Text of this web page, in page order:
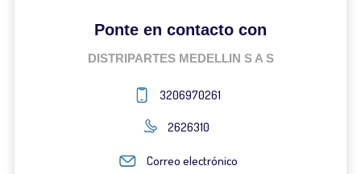
Ponte en contacto con
DISTRIPARTES MEDELLIN S A S
3206970261
2626310
Correo electrónico